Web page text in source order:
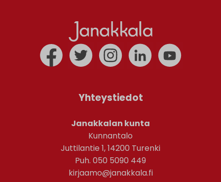
Yhteystiedot
Janakkalan kunta
Kunnantalo
Juttilantie 1, 14200 Turenki
Puh. 050 5090 449
kirjaamo@janakkala.fi